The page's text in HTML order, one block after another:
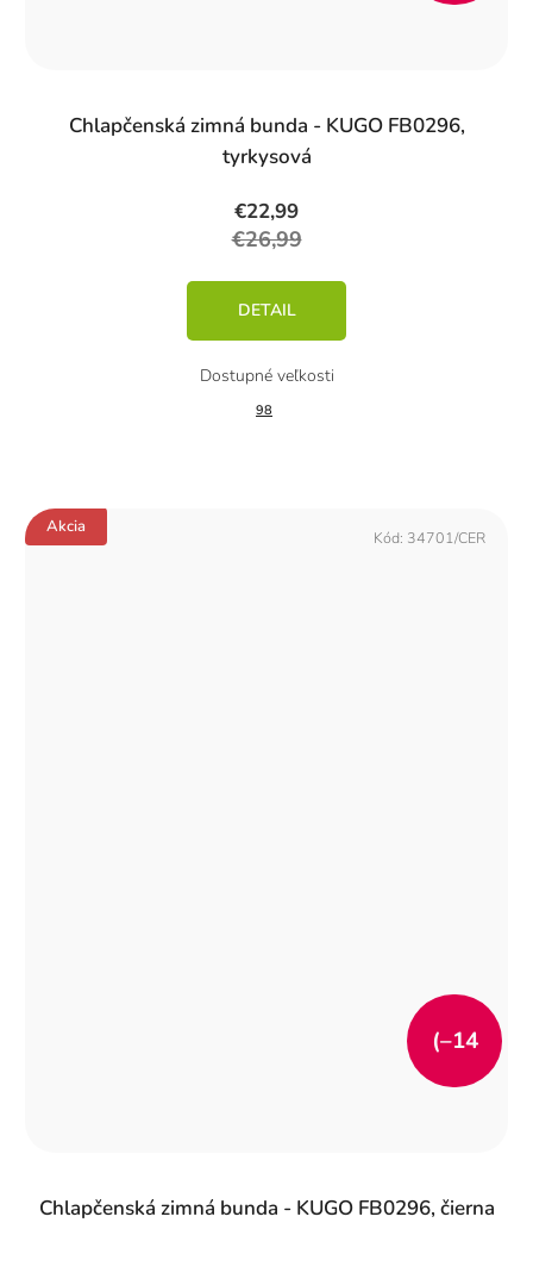
Chlapčenská zimná bunda - KUGO FB0296,
tyrkysová
€22,99
€26,99
DETAIL
98
Akcia
Chlapčenská zimná bunda - KUGO FB0296, čierna
(–14
Kód: 34701/CER